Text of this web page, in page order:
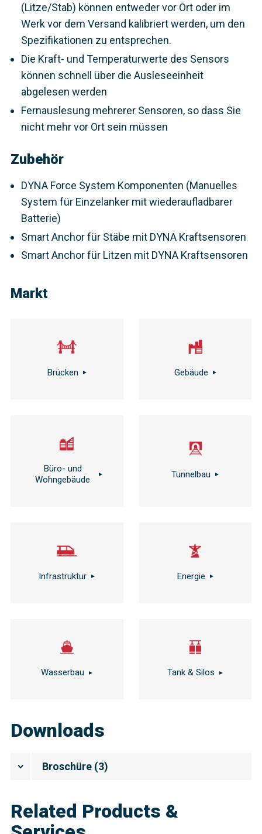
(Litze/Stab) können entweder vor Ort oder im
Werk vor dem Versand kalibriert werden, um den
Spezifikationen zu entsprechen.
Die Kraft- und Temperaturwerte des Sensors
können schnell über die Ausleseeinheit
abgelesen werden
Fernauslesung mehrerer Sensoren, so dass Sie
nicht mehr vor Ort sein müssen
Zubehör
DYNA Force System Komponenten (Manuelles
System für Einzelanker mit wiederaufladbarer
Batterie)
Smart Anchor für Stäbe mit DYNA Kraftsensoren
Smart Anchor für Litzen mit DYNA Kraftsensoren
Markt
Brücken Gebäude
Büro- und
Wohngebäude
Tunnelbau
Infrastruktur Energie
Wasserbau Tank & Silos
Downloads
Broschüre (3)
Related Products &